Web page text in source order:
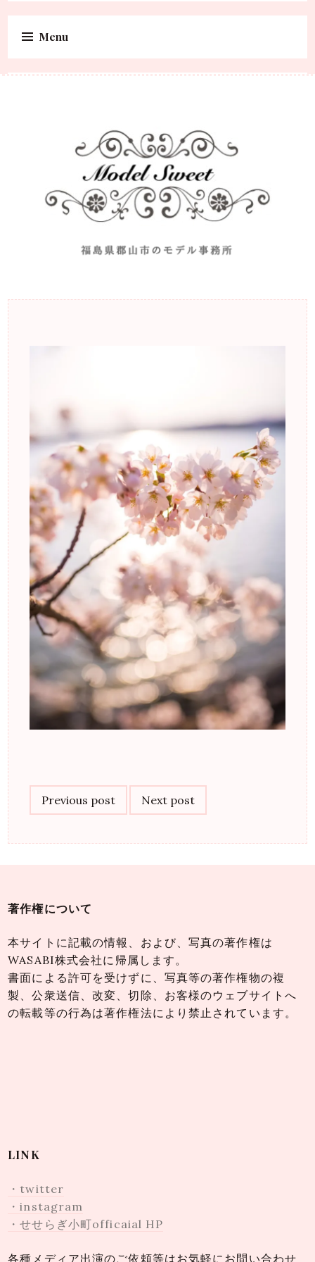
Menu
Model Sweet |福島県
navigation
Previous post Next post
著作権について
本サイトに記載の情報、および、写真の著作権は
WASABI株式会社に帰属します。
書面による許可を受けずに、写真等の著作権物の複
製、公衆送信、改変、切除、お客様のウェブサイトへ
の転載等の行為は著作権法により禁止されています。
LINK
・twitter
・instagram
・せせらぎ小町officaial HP
各種メディア出演のご依頼等はお気軽にお問い合わせ